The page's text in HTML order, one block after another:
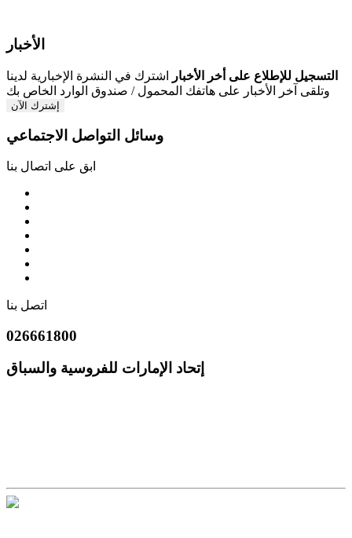
الأخبار
التسجيل للإطلاع على أخر الأخبار
اشترك في النشرة الإخبارية لدينا
وتلقى آخر الأخبار على هاتفك المحمول / صندوق الوارد الخاص بك
إشترك الآن
وسائل التواصل الاجتماعي
ابق على اتصال بنا
اتصل بنا
026661800
إتحاد الإمارات للفروسية والسباق